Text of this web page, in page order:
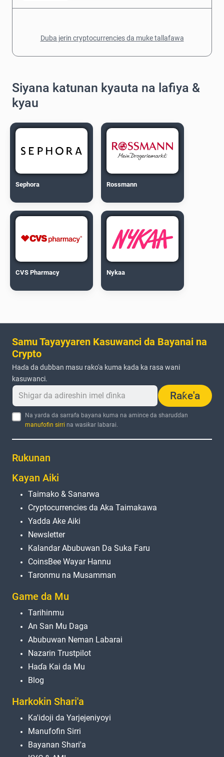
Duba jerin cryptocurrencies da muke tallafawa
Siyana katunan kyauta na lafiya &
kyau
Sephora Rossmann
CVS Pharmacy Nykaa
Samu Tayayyaren Kasuwanci da Bayanai na
Crypto
Haɗa da dubban masu rako'a kuma kada ka rasa wani
kasuwanci.
Raƙe'a
Na yarda da sarrafa bayana kuma na amince da sharuɗɗan
manufofin sirri na wasiƙar labarai.
Rukunan
Kayan Aiki
Taimako & Sanarwa
Cryptocurrencies da Aka Taimakawa
Yadda Ake Aiki
Newsletter
Kalandar Abubuwan Da Suka Faru
CoinsBee Wayar Hannu
Taronmu na Musamman
Game da Mu
Tarihinmu
An San Mu Daga
Abubuwan Neman Labarai
Nazarin Trustpilot
Haɗa Kai da Mu
Blog
Harkokin Shari'a
Ka'idoji da Yarjejeniyoyi
Manufofin Sirri
Bayanan Shari'a